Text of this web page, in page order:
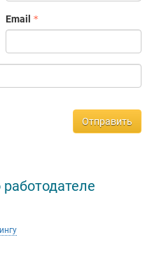
Email
Отправить